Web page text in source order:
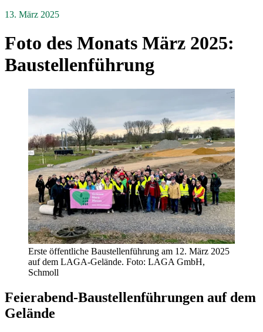
13. März 2025
Foto des Monats März 2025:
Baustellenführung
Erste öffentliche Baustellenführung am 12. März 2025
auf dem LAGA-Gelände. Foto: LAGA GmbH,
Schmoll
Feierabend-Baustellenführungen auf dem
Gelände